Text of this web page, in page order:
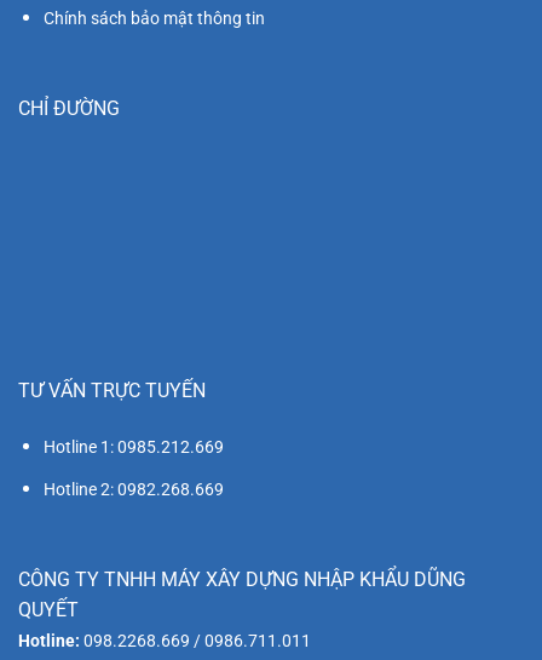
Chính sách bảo mật thông tin
CHỈ ĐƯỜNG
TƯ VẤN TRỰC TUYẾN
Hotline 1: 0985.212.669
Hotline 2: 0982.268.669
CÔNG TY TNHH MÁY XÂY DỰNG NHẬP KHẨU DŨNG
QUYẾT
Hotline: 098.2268.669 / 0986.711.011